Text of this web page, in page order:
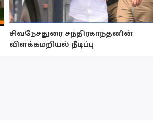
சிவநேசதுரை சந்திரகாந்தனின்
விளக்கமறியல் நீடிப்பு